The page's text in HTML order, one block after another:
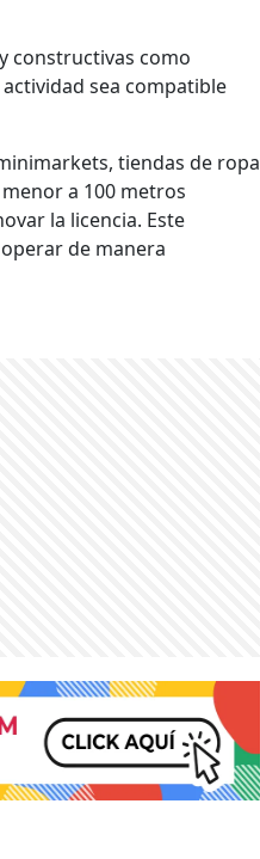
constructivas como
sea compatible
tiendas de ropa
a 100 metros
la licencia. Este
de manera